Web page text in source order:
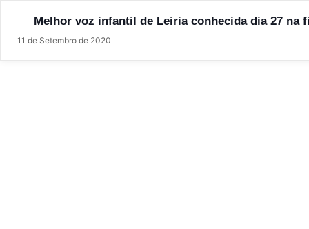
Melhor voz infantil de Leiria conhecida dia 27 na
11 de Setembro de 2020